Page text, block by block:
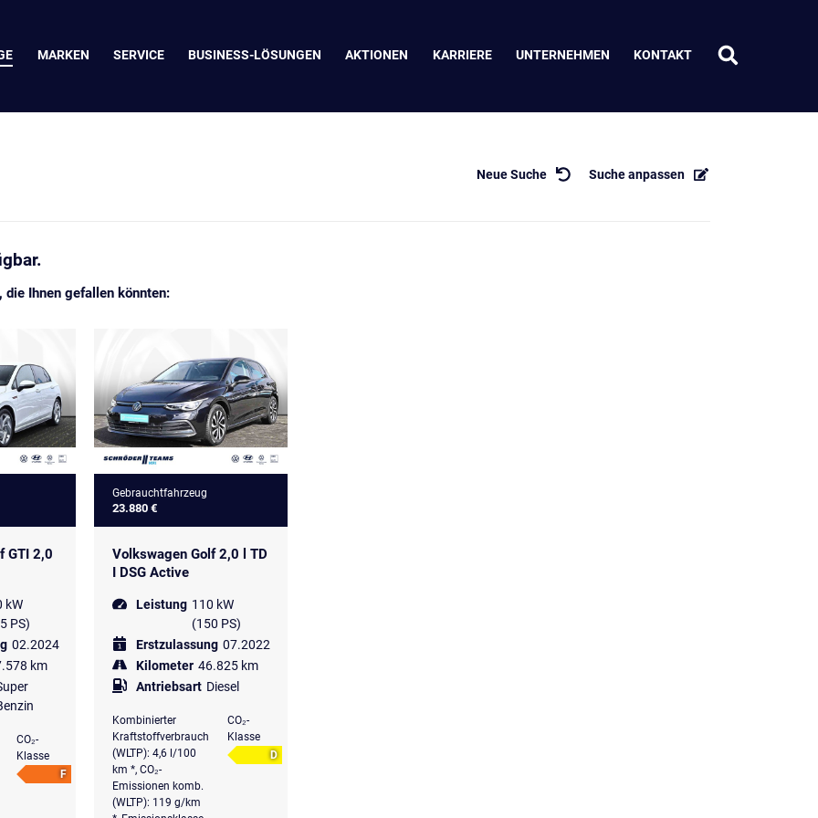
MARKEN SERVICE BUSINESS-LÖSUNGEN AKTIONEN KARRIERE UNTERNEHMEN KONTAKT
Neue Suche Suche anpassen
die Ihnen gefallen könnten:
GTI 2,0
kW
PS)
02.2024
km
CO₂-
Klasse
F
Gebrauchtfahrzeug
23.880 €
Volkswagen Golf 2,0 l TD
I DSG Active
Leistung 110 kW
(150 PS)
Erstzulassung 07.2022
Kilometer 46.825 km
Antriebsart Diesel
Kombinierter
Kraftstoffverbrauch
(WLTP): 4,6 l/100
km *, CO₂-
Emissionen komb.
(WLTP): 119 g/km
CO₂-
Klasse
D